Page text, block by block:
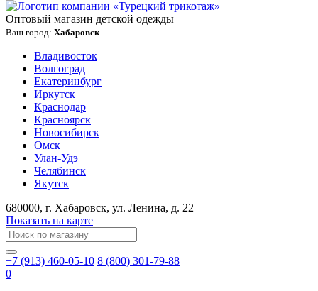
Оптовый магазин детской одежды
Ваш город: Хабаровск
Владивосток
Волгоград
Екатеринбург
Иркутск
Краснодар
Красноярск
Новосибирск
Омск
Улан-Удэ
Челябинск
Якутск
680000, г. Хабаровск, ул. Ленина, д. 22
Показать на карте
+7 (913) 460-05-10 8 (800) 301-79-88
0